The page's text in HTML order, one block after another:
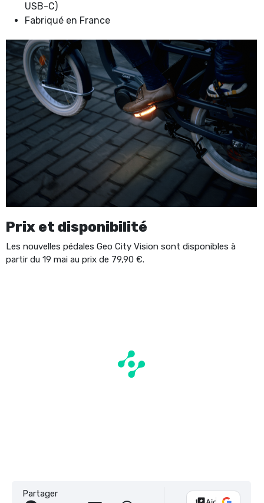
USB-C)
Fabriqué en France
Prix et disponibilité
Les nouvelles pédales Geo City Vision sont disponibles à
partir du 19 mai au prix de 79,90 €.
Partager